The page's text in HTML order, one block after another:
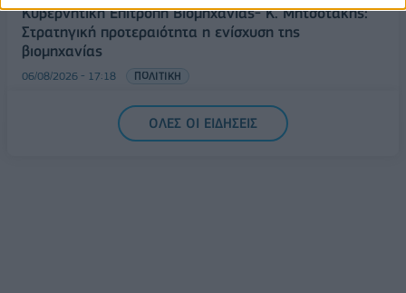
Κυβερνητική Επιτροπή Βιομηχανίας- Κ. Μητσοτάκης:
Στρατηγική προτεραιότητα η ενίσχυση της
βιομηχανίας
06/08/2026 - 17:18 ΠΟΛΙΤΙΚΗ
ΟΛΕΣ ΟΙ ΕΙΔΗΣΕΙΣ